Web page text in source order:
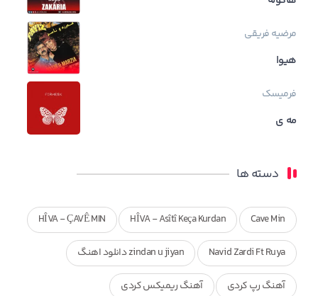
مرضیه فریقی
هیوا
فرمیسک
مه ی
دسته ها
Cave Min
HÎVA - Asîtî Keça Kurdan
HÎVA - ÇAVÊ MIN
Navid Zardi Ft Ruya zindan u jiyan دانلود اهنگ
آهنگ رپ کردی آهنگ ریمیکس کردی